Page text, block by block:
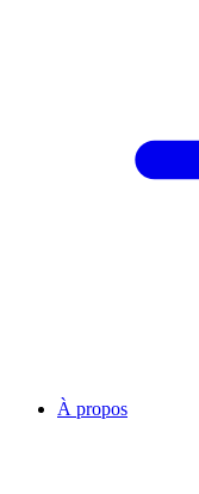
À propos